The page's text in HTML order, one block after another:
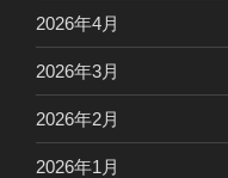
2026年4月
2026年3月
2026年2月
2026年1月